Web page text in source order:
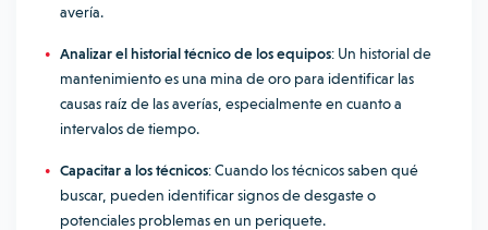
avería.
Analizar el historial técnico de los equipos: Un historial de
mantenimiento es una mina de oro para identificar las
causas raíz de las averías, especialmente en cuanto a
intervalos de tiempo.
Capacitar a los técnicos: Cuando los técnicos saben qué
buscar, pueden identificar signos de desgaste o
potenciales problemas en un periquete.